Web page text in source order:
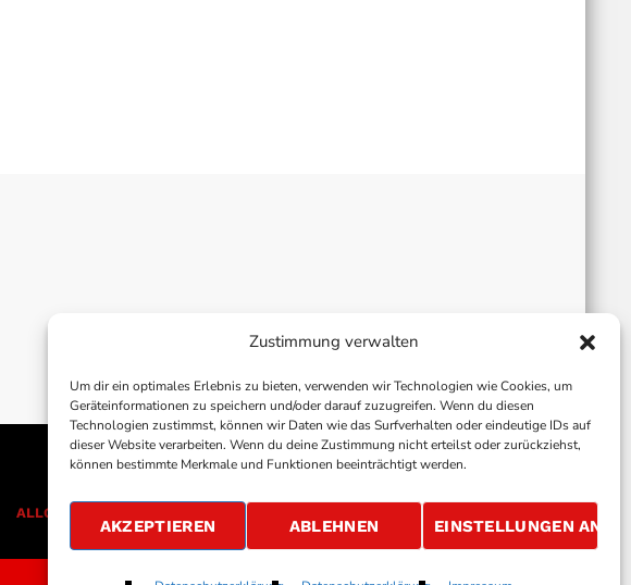
Zustimmung verwalten
Um dir ein optimales Erlebnis zu bieten, verwenden wir Technologien wie Cookies, um
Geräteinformationen zu speichern und/oder darauf zuzugreifen. Wenn du diesen
Technologien zustimmst, können wir Daten wie das Surfverhalten oder eindeutige IDs auf
dieser Website verarbeiten. Wenn du deine Zustimmung nicht erteilst oder zurückziehst,
können bestimmte Merkmale und Funktionen beeinträchtigt werden.
AKZEPTIEREN ABLEHNEN EINSTELLUNGEN